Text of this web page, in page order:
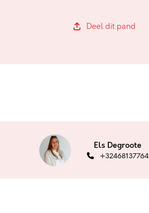
Deel dit pand
Els Degroote
+32468137764